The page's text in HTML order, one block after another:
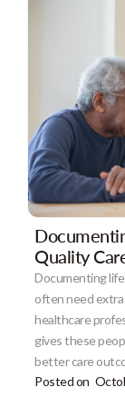
Quality
Documenting
often need extra
healthcare
gives these
better care
Posted on